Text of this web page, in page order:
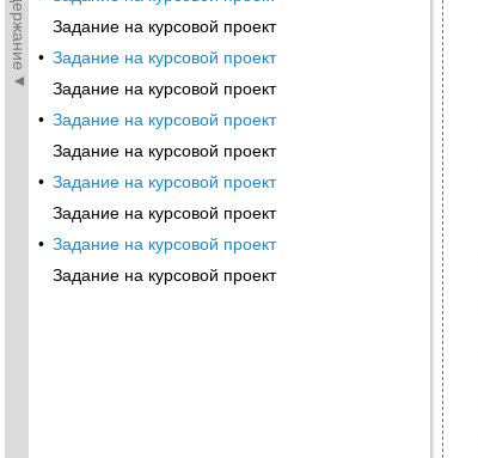
Задание на курсовой проект
• Задание на курсовой проект
Задание на курсовой проект
• Задание на курсовой проект
Задание на курсовой проект
• Задание на курсовой проект
Задание на курсовой проект
• Задание на курсовой проект
Задание на курсовой проект